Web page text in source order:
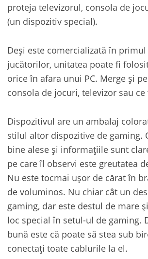
proteja televizorul, consola de
(un dispozitiv special).
Deși este comercializată în
jucătorilor, unitatea poate fi
orice în afara unui PC. Merge și
consola de jocuri, televizor sau ce
Dispozitivul are un ambalaj
stilul altor dispozitive de gaming.
bine alese și informațiile sunt
pe care îl observi este greutatea
Nu este tocmai ușor de cărat în
de voluminos. Nu chiar cât un
gaming, dar este destul de mare
loc special în setul-ul de gaming.
bună este că poate să stea sub
conectați toate cablurile la el.